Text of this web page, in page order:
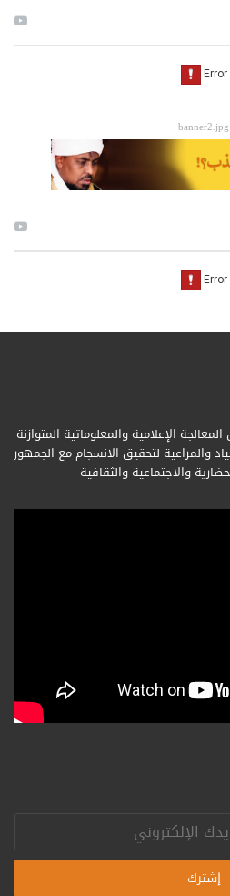
banner2.jpg
الإعلامية والمعلوماتية المتوازنة
والمراعية لتحقيق الانسجام مع الجمهور
والاجتماعية والثقافية